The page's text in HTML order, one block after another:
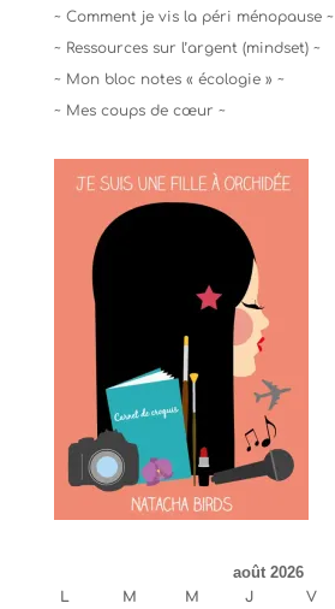
~ Comment je vis la péri ménopause ~
~ Ressources sur l’argent (mindset) ~
~ Mon bloc notes « écologie » ~
~ Mes coups de cœur ~
août 2026
L M M J V